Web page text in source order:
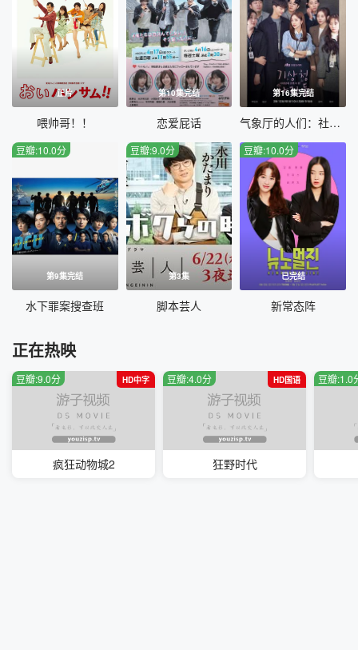
正片
喂帅哥！！
第10集完结
恋爱屁话
第16集完结
气象厅的人们：社内恋爱残酷史篇
第9集完结
豆瓣:10.0分
水下罪案搜查班
第3集
豆瓣:9.0分
脚本芸人
已完结
豆瓣:10.0分
新常态阵
正在热映
HD中字
豆瓣:9.0分
疯狂动物城2
HD国语
豆瓣:4.0分
狂野时代
豆瓣:1.0